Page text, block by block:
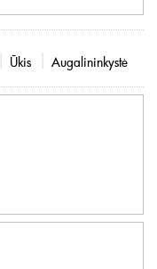
Ūkis Augalininkystė